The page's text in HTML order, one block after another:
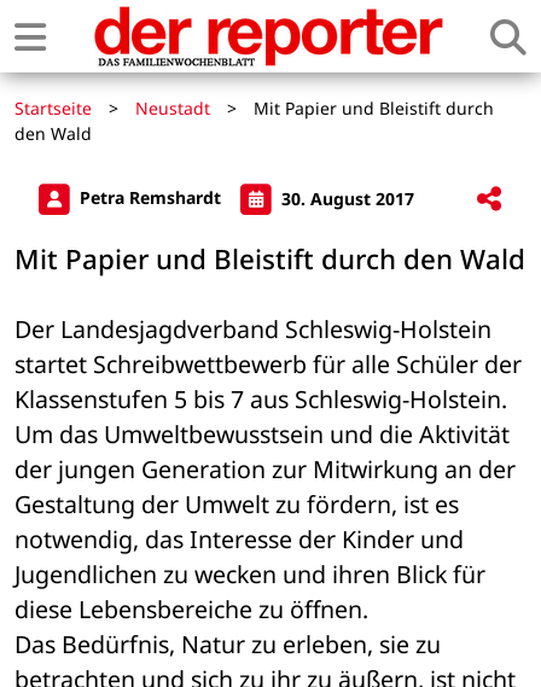
Startseite > Neustadt >
Mit Papier und Bleistift durch
den Wald
Petra Remshardt 30. August 2017
Mit Papier und Bleistift durch den Wald
Der Landesjagdverband Schleswig-Holstein
startet Schreibwettbewerb für alle Schüler der
Klassenstufen 5 bis 7 aus Schleswig-Holstein.
Um das Umweltbewusstsein und die Aktivität
der jungen Generation zur Mitwirkung an der
Gestaltung der Umwelt zu fördern, ist es
notwendig, das Interesse der Kinder und
Jugendlichen zu wecken und ihren Blick für
diese Lebensbereiche zu öffnen.
Das Bedürfnis, Natur zu erleben, sie zu
betrachten und sich zu ihr zu äußern, ist nicht